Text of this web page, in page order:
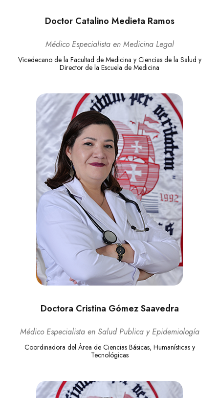
Doctor Catalino Medieta Ramos
Médico Especialista en Medicina Legal
Vicedecano de la Facultad de Medicina y Ciencias de la Salud y
Director de la Escuela de Medicina
Doctora Cristina Gómez Saavedra
Médico Especialista en Salud Publica y Epidemiología
Coordinadora del Área de Ciencias Básicas, Humanísticas y
Tecnológicas